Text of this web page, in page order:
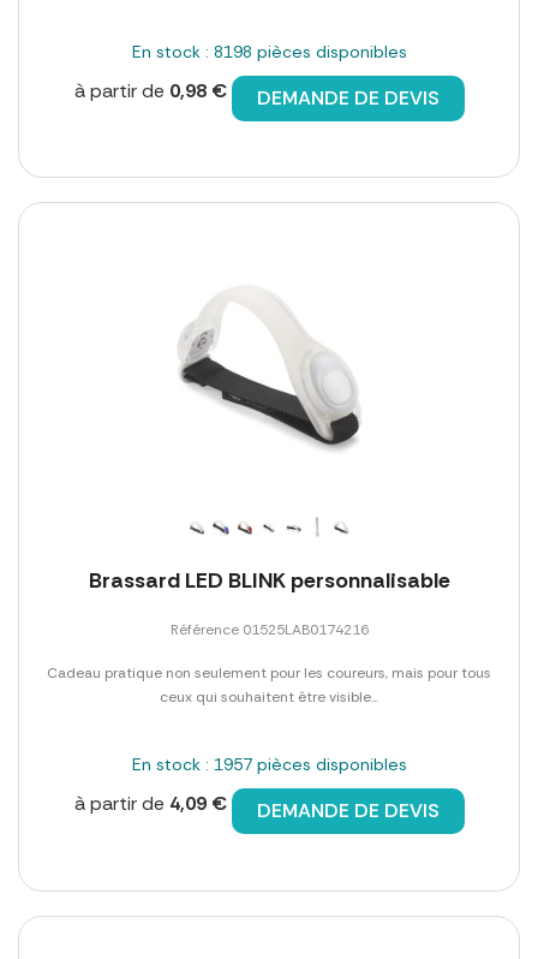
En stock : 8198 pièces disponibles
à partir de 0,98 € DEMANDE DE DEVIS
Brassard LED BLINK personnalisable
Référence 01525LAB0174216
Cadeau pratique non seulement pour les coureurs, mais pour tous
ceux qui souhaitent être visible...
En stock : 1957 pièces disponibles
à partir de 4,09 € DEMANDE DE DEVIS